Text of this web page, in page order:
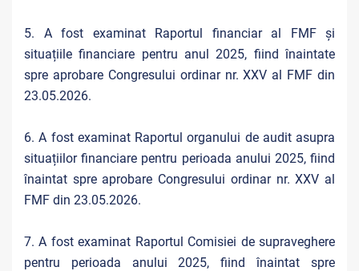
5. A fost examinat Raportul financiar al FMF și
situațiile financiare pentru anul 2025, fiind înaintate
spre aprobare Congresului ordinar nr. XXV al FMF din
23.05.2026.
6. A fost examinat Raportul organului de audit asupra
situațiilor financiare pentru perioada anului 2025, fiind
înaintat spre aprobare Congresului ordinar nr. XXV al
FMF din 23.05.2026.
7. A fost examinat Raportul Comisiei de supraveghere
pentru perioada anului 2025, fiind înaintat spre